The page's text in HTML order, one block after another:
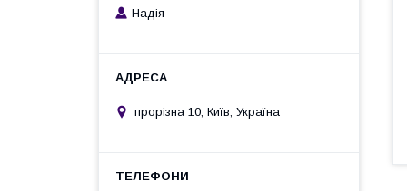
Надія
прорізна 10, Київ, Україна